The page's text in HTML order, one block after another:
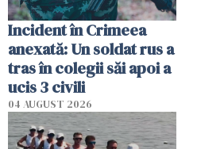
Incident în Crimeea
anexată: Un soldat rus a
tras în colegii săi apoi a
ucis 3 civili
04 AUGUST 2026